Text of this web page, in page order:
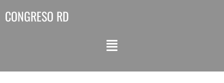
CONGRESO RD